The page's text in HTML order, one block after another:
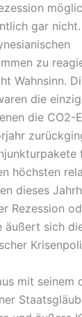
gar nicht.
zu
Wahnsinn.
die
die CO2-
höchsten
dieses
Rezession
äußert sich
mit seinem